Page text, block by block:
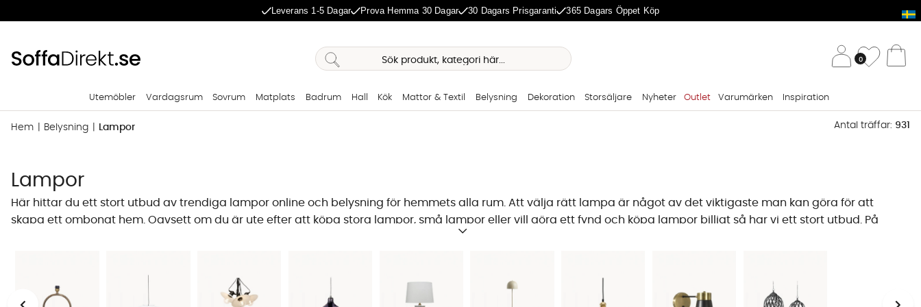
Leverans 1-5 Dagar Prova Hemma 30 Dagar 30 Dagars Prisgaranti 365 Dagars Öppet Köp
0
Utemöbler Vardagsrum Sovrum Matplats Badrum Hall Kök Mattor & Textil Belysning Dekoration Storsäljare Nyheter Outlet Varumärken Inspiration
Hem Belysning Lampor Antal träffar: 931
Lampor
Här hittar du ett stort utbud av trendiga lampor online och belysning för hemmets alla rum. Att välja rätt lampa är något av det viktigaste man kan göra för att
skapa ett ombonat hem. Oavsett om du är ute efter att köpa stora lampor, små lampor eller vill göra ett fynd och köpa lampor billigt så har vi ett stort utbud. På
SoffaDirekt hittar du många dekorativa lampor som förhöjer designkänslan hemma. Många gånger kan det behövas fler ljuskällor än vad man tror, och vi erbjuder
Val av lampa